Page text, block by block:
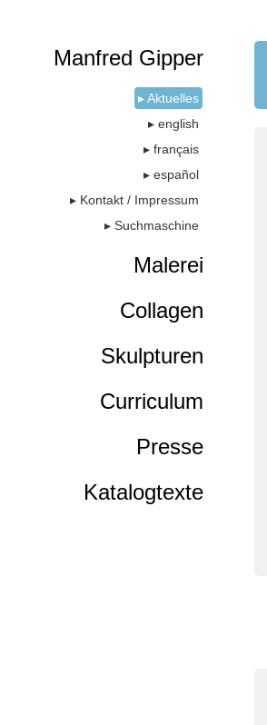
Manfred Gipper
▸ Aktuelles
▸ english
▸ français
▸ español
▸ Kontakt / Impressum
▸ Suchmaschine
Malerei
Collagen
Skulpturen
Curriculum
Presse
Katalogtexte